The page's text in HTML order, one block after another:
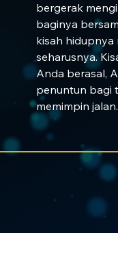
bergerak
baginya
kisah hidupnya
seharusnya.
Anda berasal,
penuntun bagi
memimpin jalan.